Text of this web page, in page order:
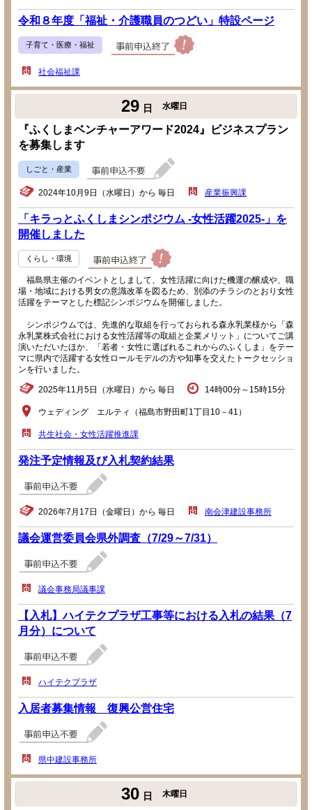
令和８年度「福祉・介護職員のつどい」特設ページ
子育て・医療・福祉
社会福祉課
29 日 水曜日
『ふくしまベンチャーアワード2024』ビジネスプラン
を募集します
しごと・産業
2024年10月9日（水曜日）から 毎日 産業振興課
「キラっとふくしまシンポジウム -女性活躍2025-」を
開催しました
くらし・環境
福島県主催のイベントとしまして、女性活躍に向けた機運の醸成や、職
場・地域における男女の意識改革を図るため、別添のチラシのとおり女性
活躍をテーマとした標記シンポジウムを開催しました。
シンポジウムでは、先進的な取組を行っておられる森永乳業様から「森
永乳業株式会社における女性活躍等の取組と企業メリット」についてご講
演いただいたほか、「若者・女性に選ばれるこれからのふくしま」をテー
マに県内で活躍する女性ロールモデルの方や知事を交えたトークセッショ
ンを行いました。
2025年11月5日（水曜日）から 毎日 14時00分～15時15分
ウェディング エルティ（福島市野田町1丁目10－41）
共生社会・女性活躍推進課
発注予定情報及び入札契約結果
2026年7月17日（金曜日）から 毎日 南会津建設事務所
議会運営委員会県外調査（7/29～7/31）
議会事務局議事課
【入札】ハイテクプラザ工事等における入札の結果（7
月分）について
ハイテクプラザ
入居者募集情報 復興公営住宅
県中建設事務所
30 日 木曜日